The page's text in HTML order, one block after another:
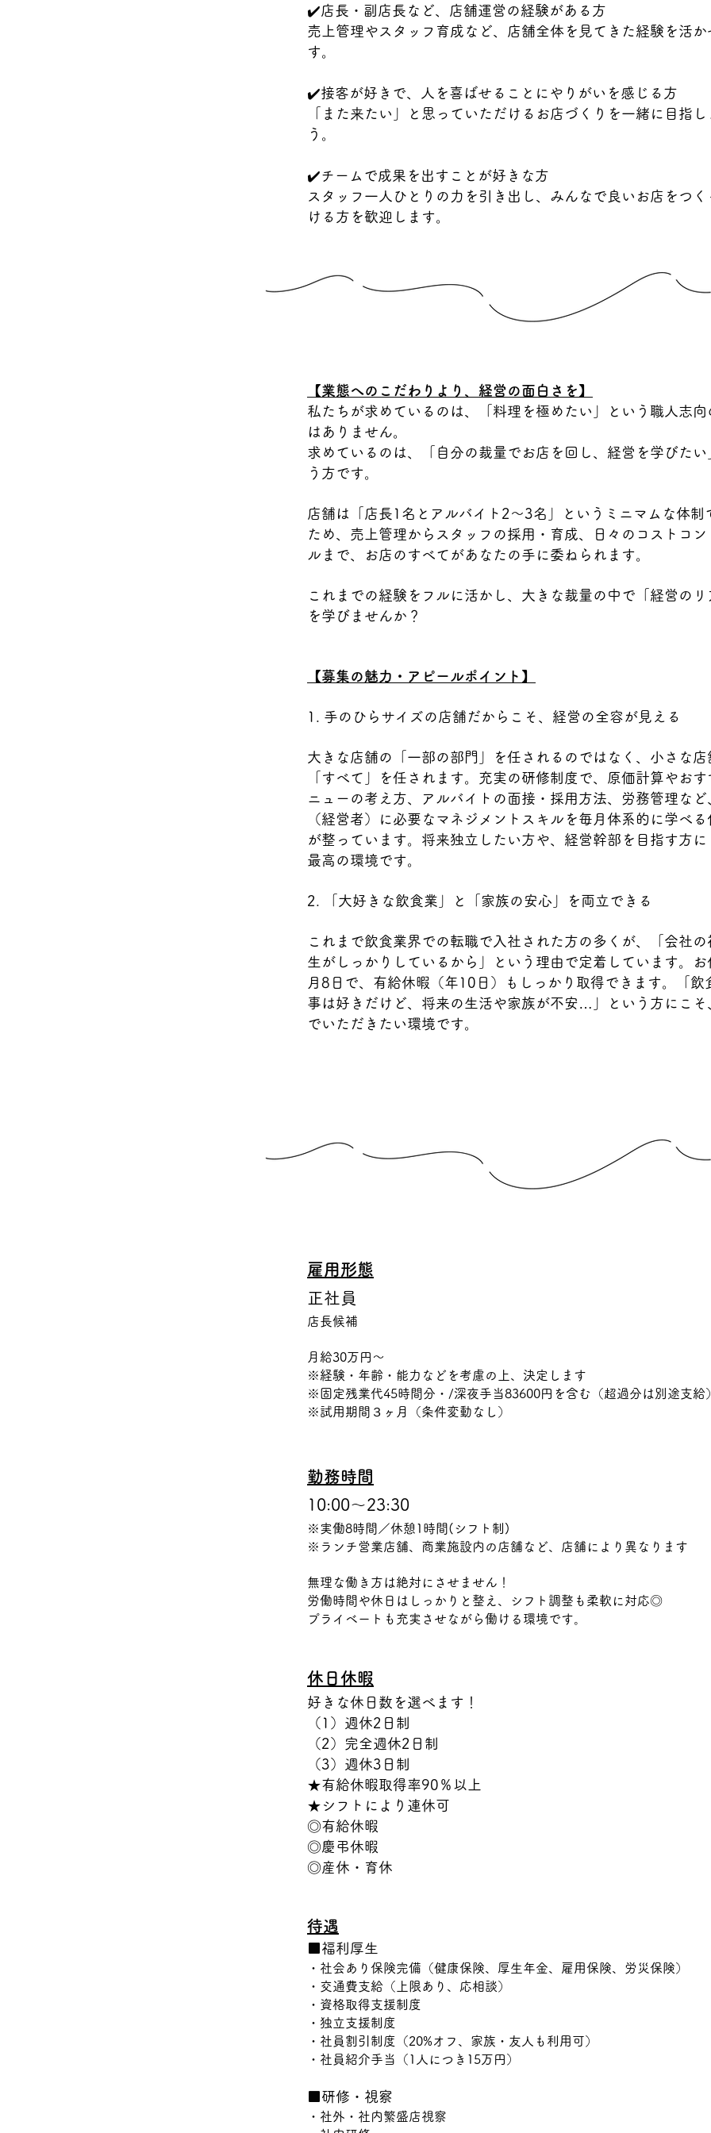
✔️店長・副店長など、店舗運営の経験がある方
売上管理やスタッフ育成など、店舗全体を見てきた経験を活か
す。
✔️接客が好きで、人を喜ばせることにやりがいを感じる方
「また来たい」と思っていただけるお店づくりを一緒に目指し
う。
✔️チームで成果を出すことが好きな方
スタッフ一人ひとりの力を引き出し、みんなで良いお店をつく
ける方を歓迎します。
【業態へのこだわりより、経営の面白さを】
私たちが求めているのは、「料理を極めたい」という職人志向
はありません。
求めているのは、「自分の裁量でお店を回し、経営を学びたい
う方です。
店舗は「店長1名とアルバイト2～3名」というミニマムな体制
ため、売上管理からスタッフの採用・育成、日々のコストコン
ルまで、お店のすべてがあなたの手に委ねられます。
これまでの経験をフルに活かし、大きな裁量の中で「経営のリ
を学びませんか？
【募集の魅力・アピールポイント】
1. 手のひらサイズの店舗だからこそ、経営の全容が見える
大きな店舗の「一部の部門」を任されるのではなく、小さな店
「すべて」を任されます。充実の研修制度で、原価計算やおす
ニューの考え方、アルバイトの面接・採用方法、労務管理など
（経営者）に必要なマネジメントスキルを毎月体系的に学べる
が整っています。将来独立したい方や、経営幹部を目指す方に
最高の環境です。
2. 「大好きな飲食業」と「家族の安心」を両立できる
これまで飲食業界での転職で入社された方の多くが、「会社の
生がしっかりしているから」という理由で定着しています。お
月8日で、有給休暇（年10日）もしっかり取得できます。「飲
事は好きだけど、将来の生活や家族が不安…」という方にこそ
でいただきたい環境です。
雇用形態
正社員
店長候補
月給30万円～
※経験・年齢・能力などを考慮の上、決定します
※固定残業代45時間分・/深夜手当83600円を含む（超過分は別途支給
※試用期間３ヶ月（条件変動なし）
勤務時間
10:00～23:30
※実働8時間／休憩1時間(シフト制)
※ランチ営業店舗、商業施設内の店舗など、店舗により異なります
無理な働き方は絶対にさせません！
労働時間や休日はしっかりと整え、シフト調整も柔軟に対応◎
プライベートも充実させながら働ける環境です。
休日休暇
好きな休日数を選べます！
（1）週休2日制
（2）完全週休2日制
（3）週休3日制
★有給休暇取得率90％以上
★シフトにより連休可
◎有給休暇
◎慶弔休暇
◎産休・育休
待遇
■福利厚生
・社会あり保険完備（健康保険、厚生年金、雇用保険、労災保険）
・交通費支給（上限あり、応相談）
・資格取得支援制度
・独立支援制度
・社員割引制度（20%オフ、家族・友人も利用可）
・社員紹介手当（1人につき15万円）
■研修・視察
・社外・社内繁盛店視察